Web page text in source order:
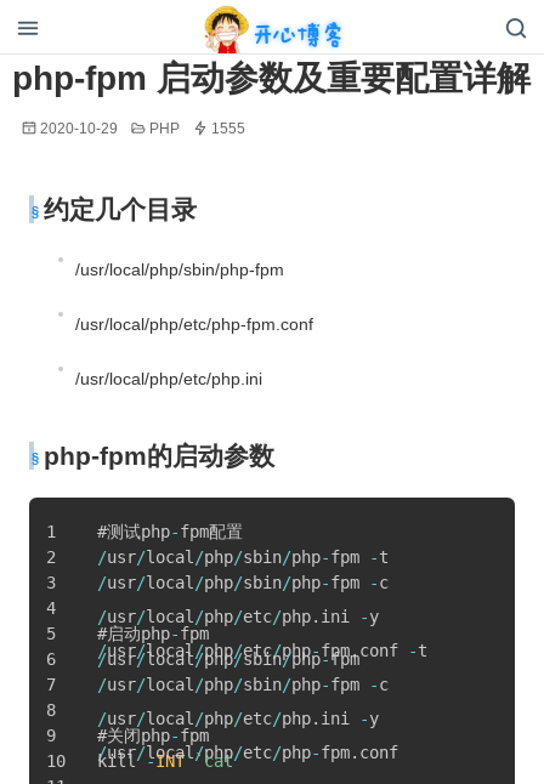
开心博客
php-fpm 启动参数及重要配置详解
2020-10-29 PHP 1555
约定几个目录
/usr/local/php/sbin/php-fpm
/usr/local/php/etc/php-fpm.conf
/usr/local/php/etc/php.ini
php-fpm的启动参数
#测试php-fpm配置
/usr/local/php/sbin/php-fpm -t
/usr/local/php/sbin/php-fpm -
/usr/local/php/etc/php. ini -
/usr/local/php/etc/php-fpm.conf -t
#启动php-fpm
/usr/local/php/sbin/php-fpm
/usr/local/php/sbin/php-fpm -
/usr/local/php/etc/php. ini -
/usr/local/php/etc/php-fpm. conf
#关闭php-fpm
kill -INT ` cat